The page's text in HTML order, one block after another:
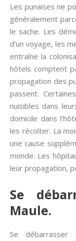
Les punaises ne
généralement
le sache. Les
d’un voyage, les
entraîne la
hôtels comptent
propagation des
passent.
nuisibles dans
domicile dans
les récolter. La
une cause
monde. Les
leur propagation,
Se
Maule.
Se débarrasser